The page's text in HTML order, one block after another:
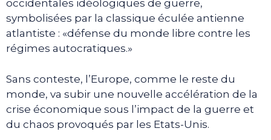
occidentales idéologiques de guerre,
symbolisées par la classique éculée antienne
atlantiste : «défense du monde libre contre les
régimes autocratiques.»
Sans conteste, l’Europe, comme le reste du
monde, va subir une nouvelle accélération de la
crise économique sous l’impact de la guerre et
du chaos provoqués par les Etats-Unis.